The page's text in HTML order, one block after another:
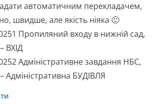
автоматичним перекладачем,
швидше, але якість ніяка 🙁
Пропиляний входу в нижній сад,
ВХІД
Адміністративне завдання НБС,
Адміністративна БУДІВЛЯ